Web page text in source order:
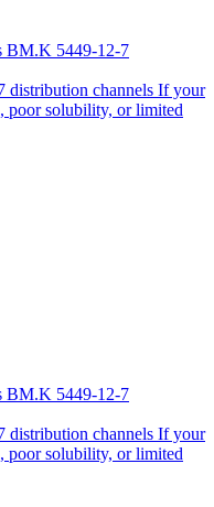
BM.K 5449-12-7
distribution channels If your
poor solubility, or limited
BM.K 5449-12-7
distribution channels If your
poor solubility, or limited